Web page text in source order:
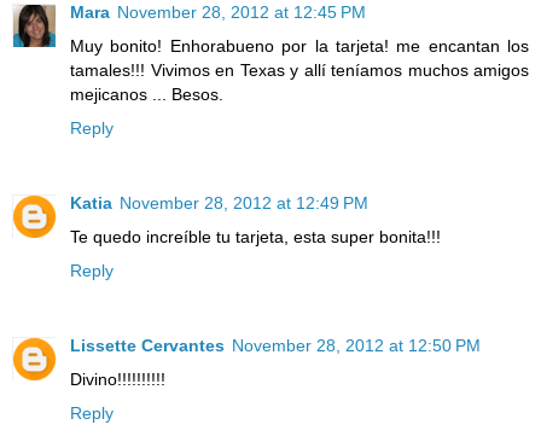
Mara November 28, 2012 at 12:45 PM
Muy bonito! Enhorabueno por la tarjeta! me encantan los
tamales!!! Vivimos en Texas y allí teníamos muchos amigos
mejicanos ... Besos.
Reply
Katia November 28, 2012 at 12:49 PM
Te quedo increíble tu tarjeta, esta super bonita!!!
Reply
Lissette Cervantes November 28, 2012 at 12:50 PM
Divino!!!!!!!!!!
Reply